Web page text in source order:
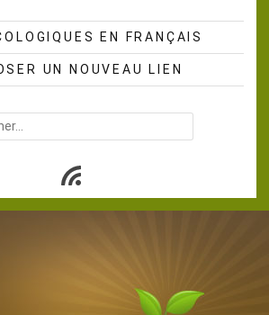
EN FRANÇAIS
UN NOUVEAU LIEN
:
Subscribe